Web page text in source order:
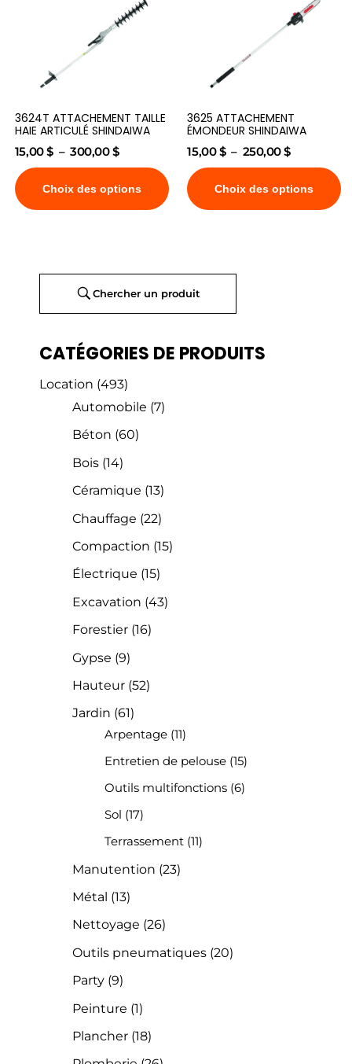
Chercher un produit
CATÉGORIES DE PRODUITS
Location (493)
Automobile (7)
Béton (60)
Bois (14)
Céramique (13)
Chauffage (22)
Compaction (15)
Électrique (15)
Excavation (43)
Forestier (16)
Gypse (9)
Hauteur (52)
Jardin (61)
Arpentage (11)
Entretien de pelouse (15)
Outils multifonctions (6)
Sol (17)
Terrassement (11)
Manutention (23)
Métal (13)
Nettoyage (26)
Outils pneumatiques (20)
Party (9)
Peinture (1)
Plancher (18)
3624T ATTACHEMENT TAILLE
HAIE ARTICULÉ SHINDAIWA
15,00$ – 300,00$
Choix des options
3625 ATTACHEMENT
ÉMONDEUR SHINDAIWA
15,00$ – 250,00$
Choix des options